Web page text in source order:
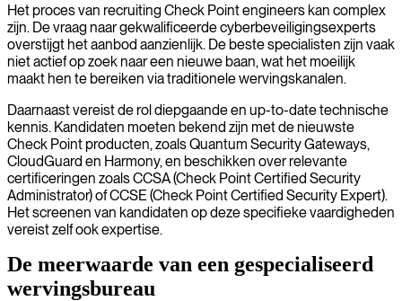
Het proces van recruiting Check Point engineers kan complex
zijn. De vraag naar gekwalificeerde cyberbeveiligingsexperts
overstijgt het aanbod aanzienlijk. De beste specialisten zijn vaak
niet actief op zoek naar een nieuwe baan, wat het moeilijk
maakt hen te bereiken via traditionele wervingskanalen.
Daarnaast vereist de rol diepgaande en up-to-date technische
kennis. Kandidaten moeten bekend zijn met de nieuwste
Check Point producten, zoals Quantum Security Gateways,
CloudGuard en Harmony, en beschikken over relevante
certificeringen zoals CCSA (Check Point Certified Security
Administrator) of CCSE (Check Point Certified Security Expert).
Het screenen van kandidaten op deze specifieke vaardigheden
vereist zelf ook expertise.
De meerwaarde van een gespecialiseerd
wervingsbureau